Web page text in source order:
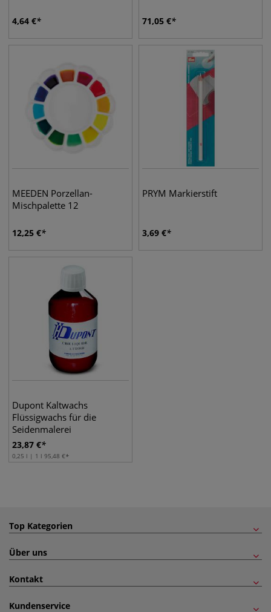
4,64 € 71,05 €
MEEDEN Porzellan-
Mischpalette 12
12,25 €
PRYM Markierstift
3,69 €
Dupont Kaltwachs
Flüssigwachs für die
Seidenmalerei
23,87 €
0,25 l | 1 l 95,48 €
Top Kategorien
Über uns
Kontakt
Kundenservice